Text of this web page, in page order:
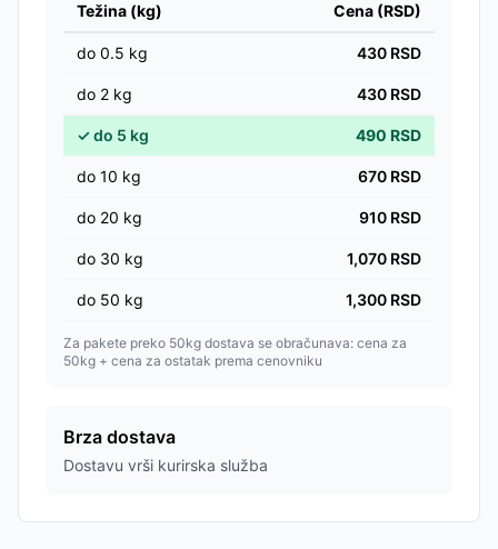
Težina (kg) Cena (RSD)
do 0.5 kg 430 RSD
do 2 kg 430 RSD
✓do 5 kg 490 RSD
do 10 kg 670 RSD
do 20 kg 910 RSD
do 30 kg 1,070 RSD
do 50 kg 1,300 RSD
Za pakete preko 50kg dostava se obračunava: cena za
50kg + cena za ostatak prema cenovniku
Brza dostava
Dostavu vrši kurirska služba